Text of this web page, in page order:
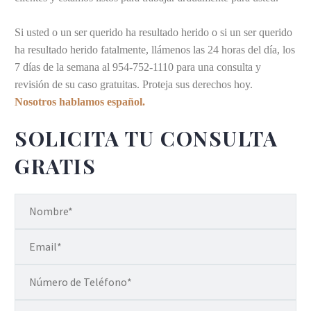
Si usted o un ser querido ha resultado herido o si un ser querido
ha resultado herido fatalmente, llámenos las 24 horas del día, los
7 días de la semana al 954-752-1110 para una consulta y
revisión de su caso gratuitas. Proteja sus derechos hoy.
Nosotros hablamos español.
SOLICITA TU CONSULTA
GRATIS